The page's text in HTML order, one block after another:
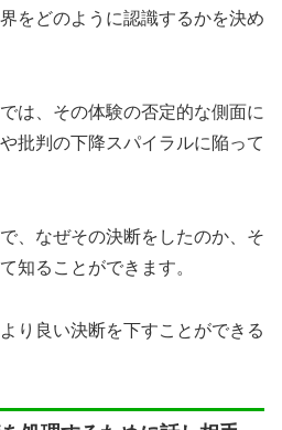
をどのように認識するかを決め
は、その体験の否定的な側面に
批判の下降スパイラルに陥って
、なぜその決断をしたのか、そ
知ることができます。
り良い決断を下すことができる